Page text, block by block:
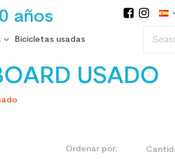
años
Bicicletas usadas
USADO
Ordenar por: